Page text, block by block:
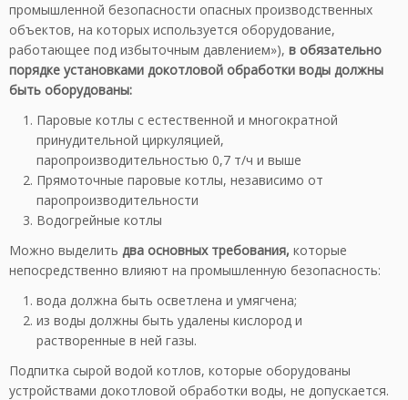
промышленной безопасности опасных производственных
объектов, на которых используется оборудование,
работающее под избыточным давлением»), в обязательно
порядке установками докотловой обработки воды должны
быть оборудованы:
Паровые котлы с естественной и многократной
принудительной циркуляцией,
паропроизводительностью 0,7 т/ч и выше
Прямоточные паровые котлы, независимо от
паропроизводительности
Водогрейные котлы
Можно выделить два основных требования, которые
непосредственно влияют на промышленную безопасность:
вода должна быть осветлена и умягчена;
из воды должны быть удалены кислород и
растворенные в ней газы.
Подпитка сырой водой котлов, которые оборудованы
устройствами докотловой обработки воды, не допускается.